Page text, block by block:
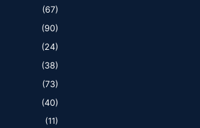
(67)
(90)
(24)
(38)
(73)
(40)
(11)